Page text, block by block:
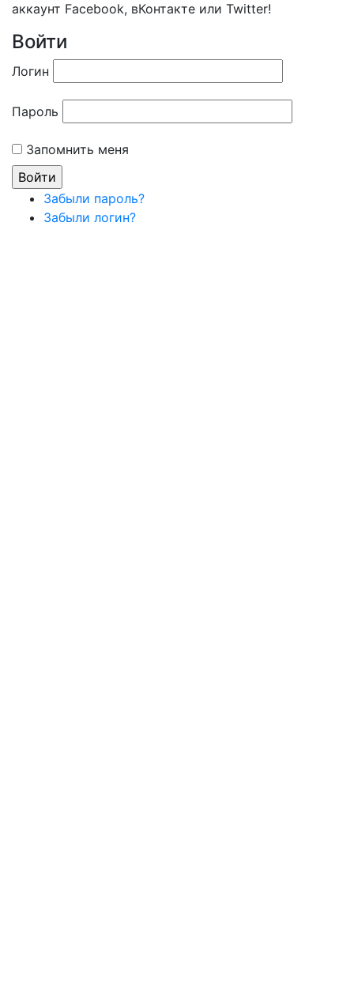
аккаунт Facebook, вКонтакте или Twitter!
Войти
Логин
Пароль
Запомнить меня
Забыли пароль?
Забыли логин?